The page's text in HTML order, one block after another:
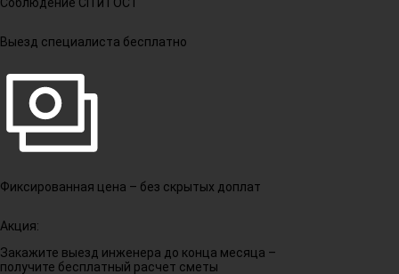
Выезд специалиста бесплатно
Фиксированная цена – без скрытых доплат
Акция:
Закажите выезд инженера до конца месяца –
получите бесплатный расчет сметы